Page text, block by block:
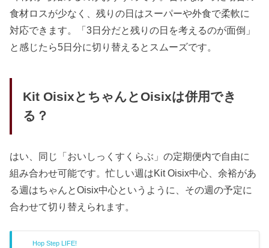
食材ロスが少なく、残りの日はスーパーや外食で柔軟に
対応できます。「3日分だと残りの日を考えるのが面倒」
と感じたら5日分に切り替えるとスムーズです。
Kit OisixとちゃんとOisixは併用でき
る？
はい、同じ「おいしっくすくらぶ」の定期便内で自由に
組み合わせ可能です。忙しい週はKit Oisix中心、余裕があ
る週はちゃんとOisix中心というように、その週の予定に
合わせて切り替えられます。
Hop Step LIFE!